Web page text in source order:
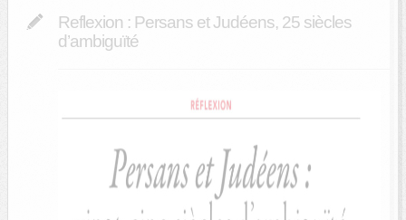
Reflexion : Persans et Judéens, 25 siècles
d’ambiguïté